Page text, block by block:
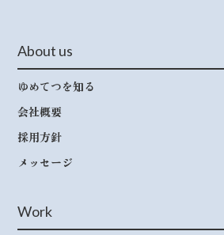
About us
ゆめてつを知る
会社概要
採用方針
メッセージ
Work